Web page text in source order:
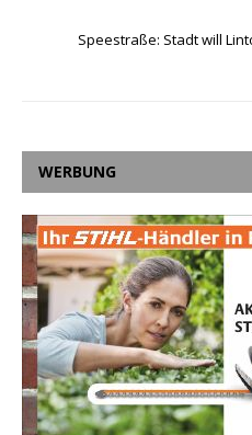
Speestraße: Stadt will
WERBUNG